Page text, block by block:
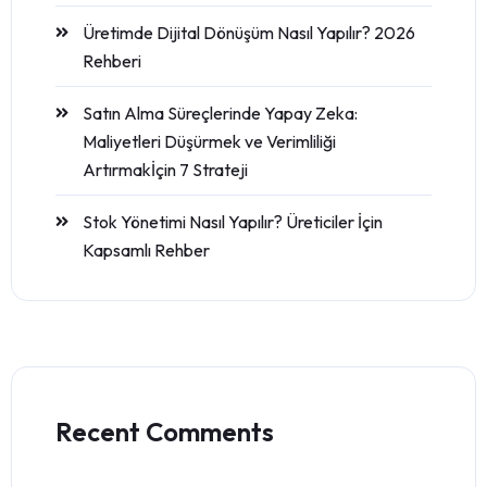
Üretimde Dijital Dönüşüm Nasıl Yapılır? 2026
Rehberi
Satın Alma Süreçlerinde Yapay Zeka:
Maliyetleri Düşürmek ve Verimliliği
Artırmakİçin 7 Strateji
Stok Yönetimi Nasıl Yapılır? Üreticiler İçin
Kapsamlı Rehber
Recent Comments